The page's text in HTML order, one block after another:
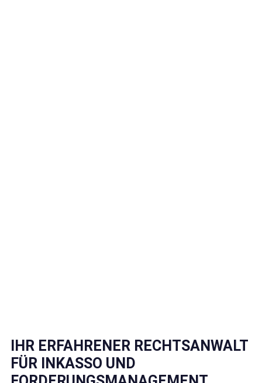
IHR ERFAHRENER RECHTSANWALT
FÜR INKASSO UND